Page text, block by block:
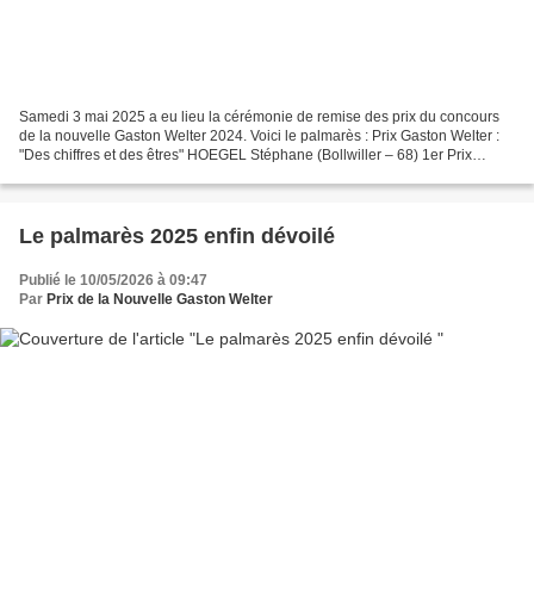
Samedi 3 mai 2025 a eu lieu la cérémonie de remise des prix du concours
de la nouvelle Gaston Welter 2024. Voici le palmarès : Prix Gaston Welter :
"Des chiffres et des êtres" HOEGEL Stéphane (Bollwiller – 68) 1er Prix
Le palmarès 2025 enfin dévoilé
Publié le 10/05/2026 à 09:47
Par Prix de la Nouvelle Gaston Welter